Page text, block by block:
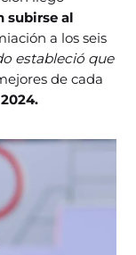
subirse al
a los seis
estableció que
de cada